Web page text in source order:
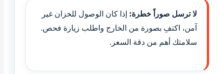
لا ترسل صوراً خطرة: إذا كان الوصول للخزان غير
آمن، اكتفِ بصورة من الخارج واطلب زيارة فحص.
سلامتك أهم من دقة السعر.